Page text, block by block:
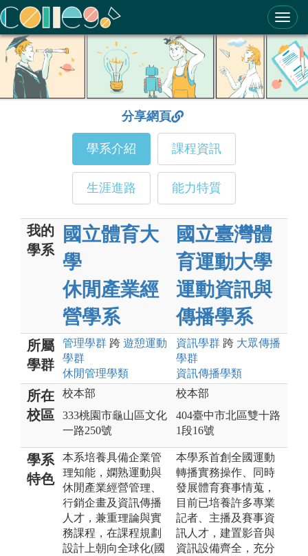
ColleGo! 大學選才與高中育才輔助系統
分享網頁
學系介紹 課程資訊
生涯進路 能力特質
我的
學系
國立體育大
學
休閒產業經
營學系
國立臺灣體
育運動大學
運動資訊與
傳播學系
所屬
學群
管理學群 跨 遊憩運動
學群
休閒管理學類
資訊學群 跨 大眾傳播
學群
資訊傳播學類
所在
校區
校本部
333桃園市龜山區文化
一路250號
校本部
404臺中市北區雙十路
1段16號
學系
特色
本系培養具備企業管
理知能，嫻熟運動與
休閒產業經營管理、
行銷企畫及資訊傳播
人才，兼重理論與實
務課程，在課程規劃
設計上朝向全球化(國
本學系首創全國運動
轉播實務操作、同時
發展體育賽事情蒐，
目前已培養許多專業
記者、主播及賽事資
訊人才，建置影音與
資訊設備齊全，充分